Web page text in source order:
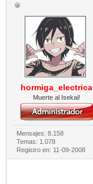
hormiga_electrica
Muerte al Isekai!
Mensajes: 8.158
Temas: 1.078
Registro en: 11-09-2008